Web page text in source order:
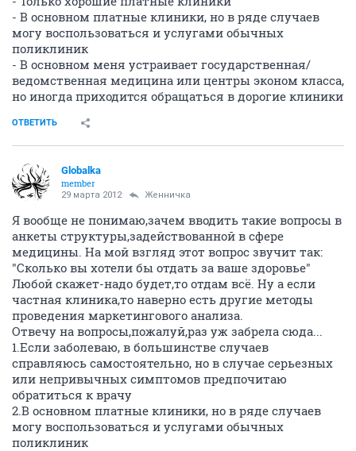
- В основном платные клиники, но в ряде случаев
могу воспользоваться и услугами обычных
поликлиник
- В основном меня устраивает государственная/
ведомственная медицина или центры эконом класса,
но иногда приходится обращаться в дорогие клиники
ОТВЕТИТЬ
Globalka
member
29 марта 2012 Женничка
Я вообще не понимаю,зачем вводить такие вопросы в
анкеты структуры,задействованной в сфере
медицины. На мой взгляд этот вопрос звучит так:
"Сколько вы хотели бы отдать за ваше здоровье"
Любой скажет-надо будет,то отдам всё. Ну а если
частная клиника,то наверно есть другие методы
проведения маркетингового анализа.
Отвечу на вопросы,пожалуй,раз уж забрела сюда...
1.Если заболеваю, в большинстве случаев
справляюсь самостоятельно, но в случае серьезных
или непривычных симптомов предпочитаю
обратиться к врачу
2.В основном платные клиники, но в ряде случаев
могу воспользоваться и услугами обычных
поликлиник